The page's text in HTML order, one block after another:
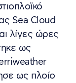
Sea Cloud
λίγες ώρες
ως
ως πλοίο